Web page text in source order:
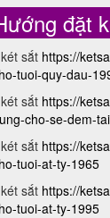
đặt
sắt https://
tuoi-quy-dau-
sắt https://
cho-se-dem-
sắt https://
tuoi-at-ty-1965
sắt https://
tuoi-at-ty-1995